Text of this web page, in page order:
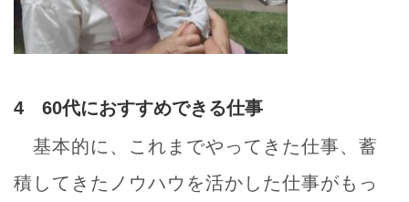
4 60代におすすめできる仕事
基本的に、これまでやってきた仕事、蓄
積してきたノウハウを活かした仕事がもっ